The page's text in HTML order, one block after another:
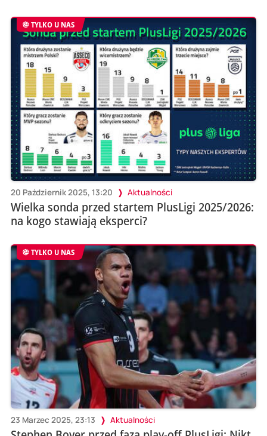
TYLKO U NAS
20 Październik 2025, 13:20 Aktualności
Wielka sonda przed startem PlusLigi 2025/2026:
na kogo stawiają eksperci?
TYLKO U NAS
23 Marzec 2025, 23:13 Aktualności